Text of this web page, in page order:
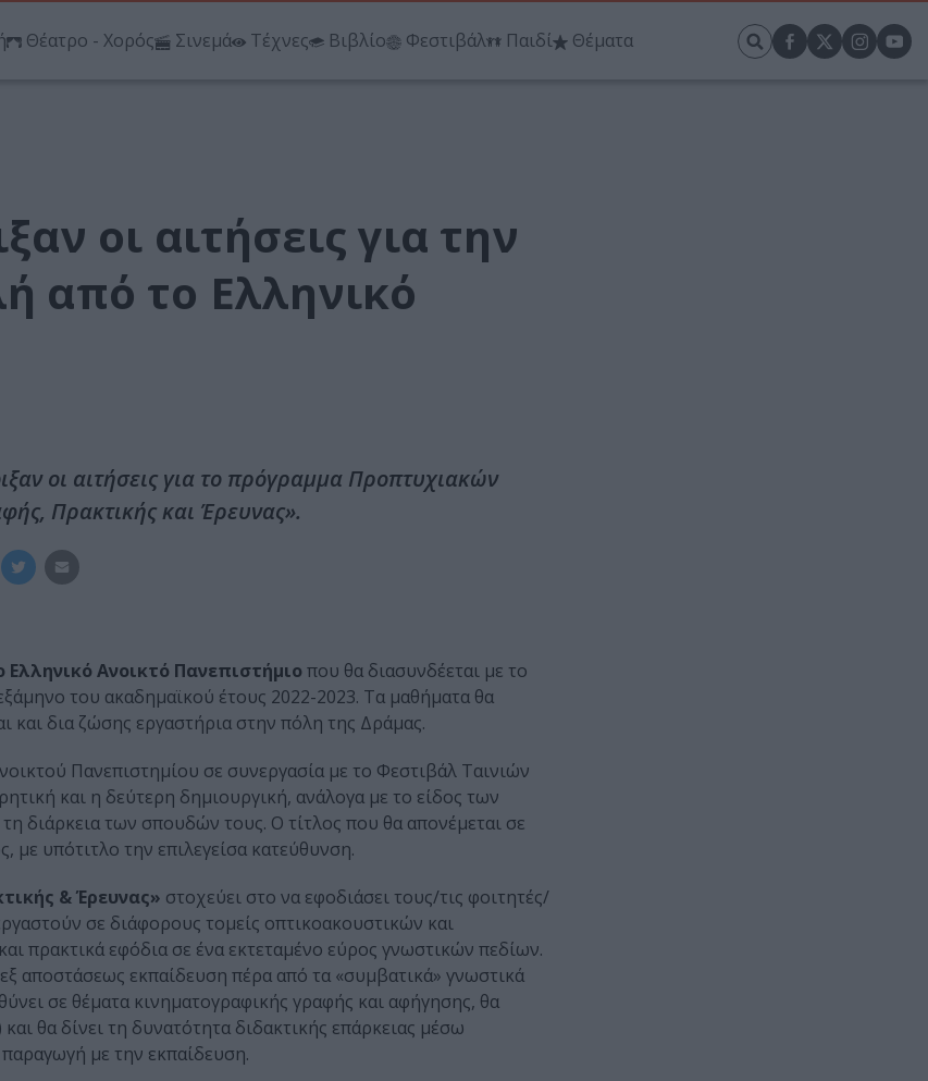
Θέατρο - Χορός Σινεμά Τέχνες Βιβλίο Φεστιβάλ Παιδί Θέματα
οι αιτήσεις για την
από το Ελληνικό
οι αιτήσεις για το πρόγραμμα Προπτυχιακών
Πρακτικής και Έρευνας».
Ανοικτό Πανεπιστήμιο που θα διασυνδέεται με το
του ακαδημαϊκού έτους 2022-2023. Τα μαθήματα θα
και δια ζώσης εργαστήρια στην πόλη της Δράμας.
Πανεπιστημίου σε συνεργασία με το Φεστιβάλ Ταινιών
και η δεύτερη δημιουργική, ανάλογα με το είδος των
διάρκεια των σπουδών τους. Ο τίτλος που θα απονέμεται σε
με υπότιτλο την επιλεγείσα κατεύθυνση.
& Έρευνας» στοχεύει στο να εφοδιάσει τους/τις φοιτητές/
σε διάφορους τομείς οπτικοακουστικών και
πρακτικά εφόδια σε ένα εκτεταμένο εύρος γνωστικών πεδίων.
αποστάσεως εκπαίδευση πέρα από τα «συμβατικά» γνωστικά
σε θέματα κινηματογραφικής γραφής και αφήγησης, θα
θα δίνει τη δυνατότητα διδακτικής επάρκειας μέσω
με την εκπαίδευση.